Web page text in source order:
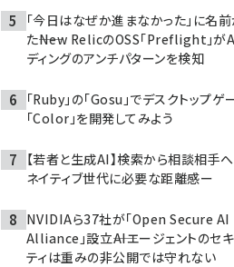
「今日はなぜか進まなかった」に名
た――New RelicのOSS「Preflight」が
ディングのアンチパターンを検知
「Ruby」の「Gosu」でデスクトップゲ
「Color」を開発してみよう
【若者と生成AI】検索から相談相手
ネイティブ世代に必要な距離感ー
NVIDIAら37社が「Open Secure AI
Alliance」設立――AIエージェントのセ
ティは重みの非公開では守れない